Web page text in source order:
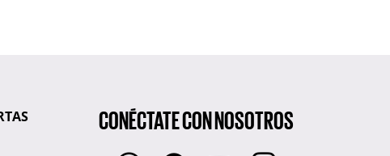
CONÉCTATE CON NOSOTROS